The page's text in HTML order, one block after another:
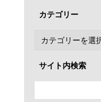
カテゴリー
サイト内検索